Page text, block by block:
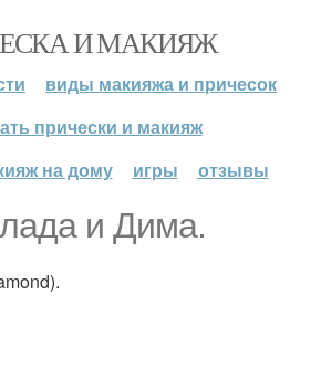
И МАКИЯЖ
виды макияжа и причесок
прически и макияж
на дому
игры отзывы
и Дима.